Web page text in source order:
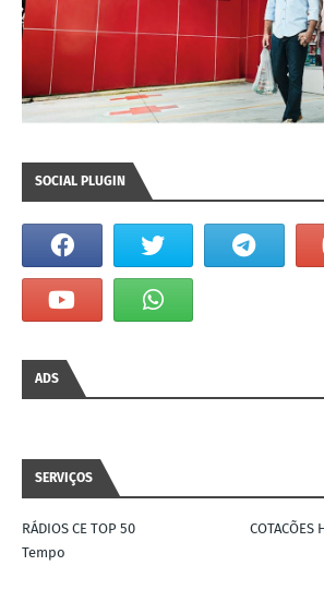
SOCIAL PLUGIN
ADS
SERVIÇOS
RÁDIOS CE TOP 50
COTACÕES
Tempo